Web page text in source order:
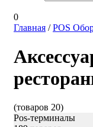
0
Главная /POS
(товаров 20)
Pos-терминалы